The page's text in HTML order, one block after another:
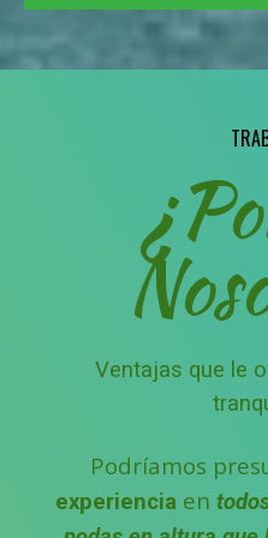
Ventajas que le
Podríamos
experiencia en